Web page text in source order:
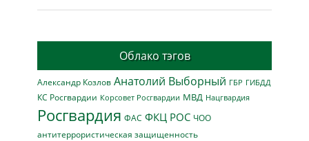
Облако тэгов
Александр Козлов Анатолий Выборный ГБР ГИБДД
КС Росгвардии Корсовет Росгвардии МВД Нацгвардия
Росгвардия ФАС ФКЦ РОС ЧОО
антитеррористическая защищенность